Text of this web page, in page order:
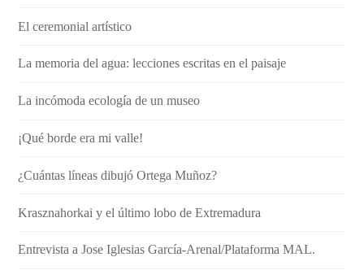
El ceremonial artístico
La memoria del agua: lecciones escritas en el paisaje
La incómoda ecología de un museo
¡Qué borde era mi valle!
¿Cuántas líneas dibujó Ortega Muñoz?
Krasznahorkai y el último lobo de Extremadura
Entrevista a Jose Iglesias García-Arenal/Plataforma MAL.